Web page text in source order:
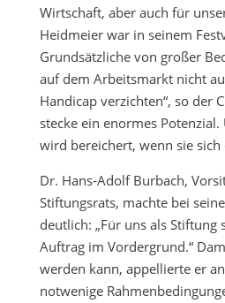
Wirtschaft, aber auch für
Heidmeier war in seinem
Grundsätzliche von großer
auf dem Arbeitsmarkt nicht
Handicap verzichten“, so der
stecke ein enormes
wird bereichert, wenn sie sich
Dr. Hans-Adolf Burbach,
Stiftungsrats, machte bei
deutlich: „Für uns als Stiftung
Auftrag im Vordergrund.“
werden kann, appellierte er
notwenige